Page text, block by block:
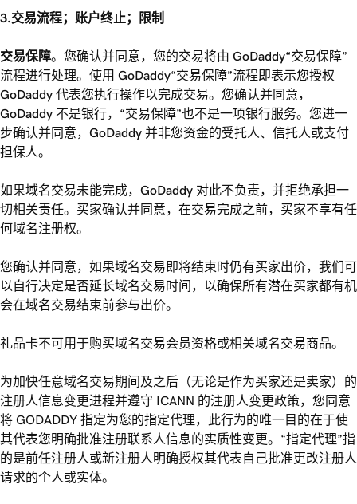
3.交易流程；账户终止；限制
交易保障。您确认并同意，您的交易将由 GoDaddy“交易保障”
流程进行处理。使用 GoDaddy“交易保障”流程即表示您授权
GoDaddy 代表您执行操作以完成交易。您确认并同意，
GoDaddy 不是银行，“交易保障”也不是一项银行服务。您进一
步确认并同意，GoDaddy 并非您资金的受托人、信托人或支付
担保人。
如果域名交易未能完成，GoDaddy 对此不负责，并拒绝承担一
切相关责任。买家确认并同意，在交易完成之前，买家不享有任
何域名注册权。
您确认并同意，如果域名交易即将结束时仍有买家出价，我们可
以自行决定是否延长域名交易时间，以确保所有潜在买家都有机
会在域名交易结束前参与出价。
礼品卡不可用于购买域名交易会员资格或相关域名交易商品。
为加快任意域名交易期间及之后（无论是作为买家还是卖家）的
注册人信息变更进程并遵守 ICANN 的注册人变更政策，您同意
将 GODADDY 指定为您的指定代理，此行为的唯一目的在于使
其代表您明确批准注册联系人信息的实质性变更。“指定代理”指
的是前任注册人或新注册人明确授权其代表自己批准更改注册人
请求的个人或实体。